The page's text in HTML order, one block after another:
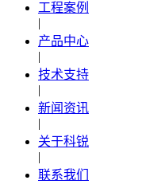
工程案例
|
产品中心
|
技术支持
|
新闻资讯
|
关于科锐
|
联系我们